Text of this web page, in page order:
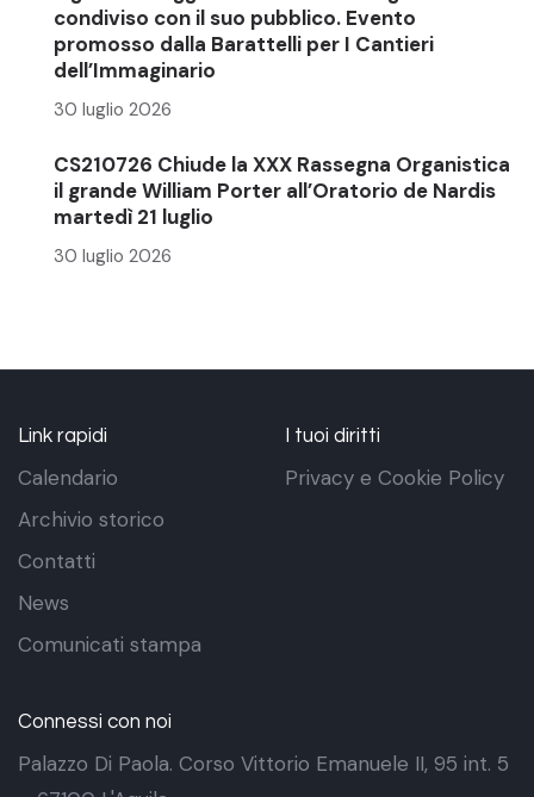
condiviso con il suo pubblico. Evento
promosso dalla Barattelli per I Cantieri
dell’Immaginario
30 luglio 2026
CS210726 Chiude la XXX Rassegna Organistica
il grande William Porter all’Oratorio de Nardis
martedì 21 luglio
30 luglio 2026
Link rapidi
Calendario
Archivio storico
Contatti
News
Comunicati stampa
I tuoi diritti
Privacy e Cookie Policy
Connessi con noi
Palazzo Di Paola. Corso Vittorio Emanuele II, 95 int. 5